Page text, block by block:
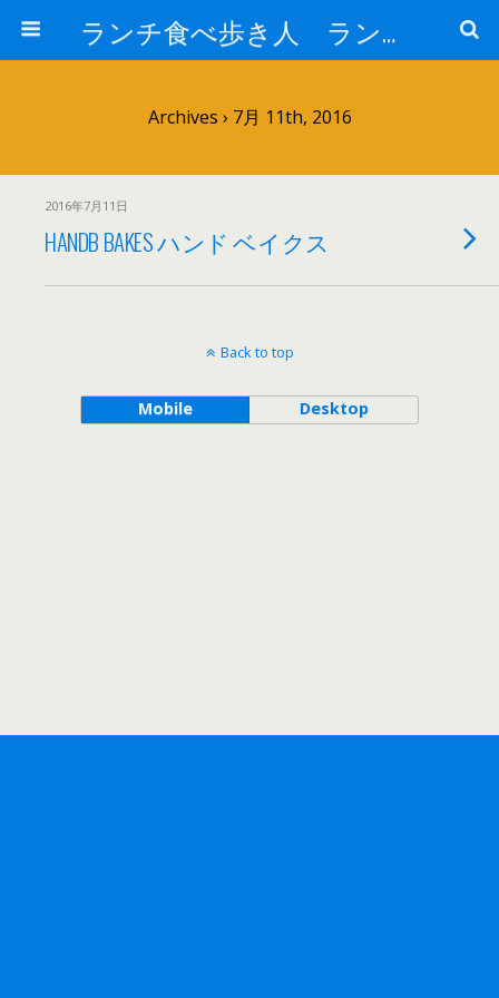
ランチ食べ歩き人 ランチパスポートで美味しいランチ 安い 贅沢 おいしい
Archives › 7月 11th, 2016
2016年7月11日
HANDB BAKES ハンド ベイクス
Back to top
Mobile Desktop